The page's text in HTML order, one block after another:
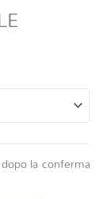
la conferma